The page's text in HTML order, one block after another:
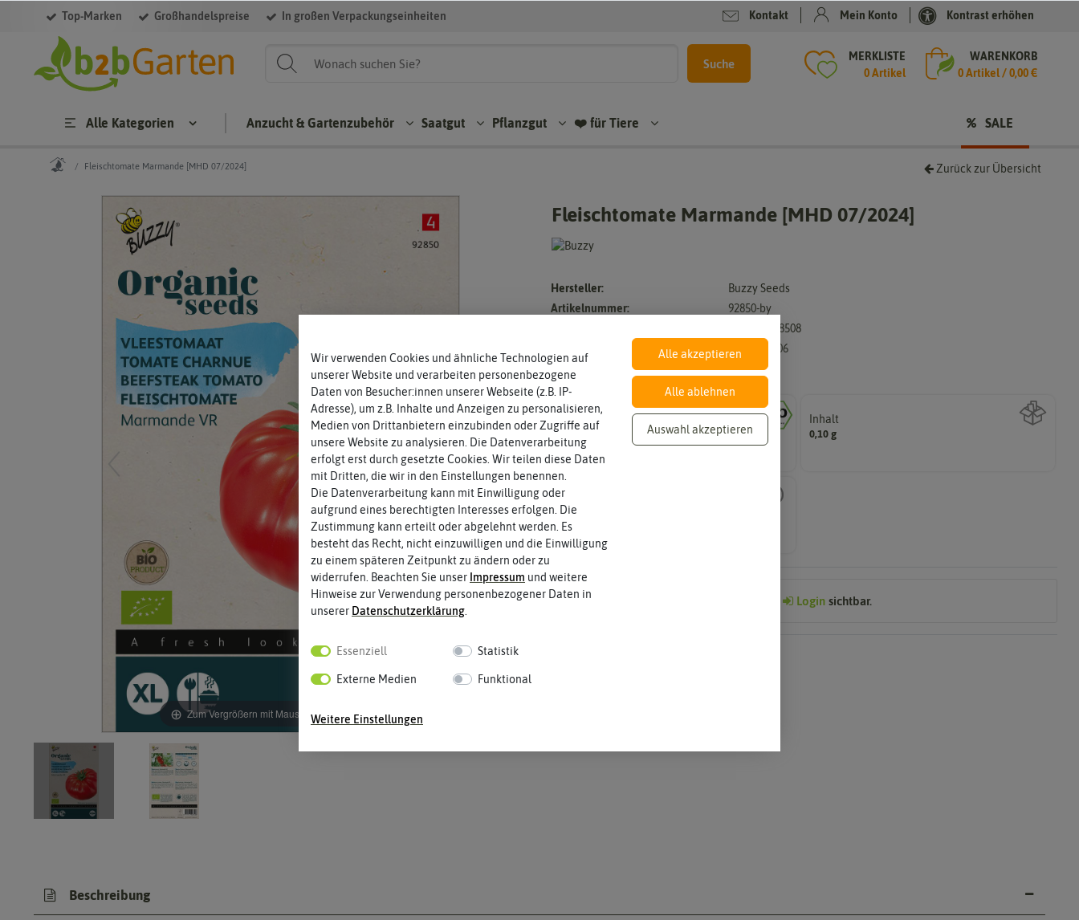
Top-Marken Großhandelspreise In großen Verpackungseinheiten Kontakt Mein Konto Kontrast erhöhen
Suche
MERKLISTE
0 Artikel
WARENKORB
0Artikel /0,00 €
Alle Kategorien Anzucht & Gartenzubehör Saatgut Pflanzgut ❤️ für Tiere SALE
Fleischtomate Marmande [MHD 07/2024] Zurück zur Übersicht
Zum Vergrößern mit Maus über das Bild fahren
Fleischtomate Marmande [MHD 07/2024]
Hersteller:
Buzzy Seeds
Artikelnummer:
92850-by
8711117928508
DE-ÖKO-006
BIO
nach EG Öko-Verordnung
Saatgut aus Betrieben, die nach den Richtlinien der
biologischen Landwirtschaft arbeiten.
Inhalt
0,10 g
Haltbarkeit
min. 07/2024
Zeitpunkt, bis zu dem das Saat- und Pflanzgut sehr
gut keimen sollte.
Loginsichtbar.
Beschreibung
Wir verwenden Cookies und ähnliche Technologien auf
unserer Website und verarbeiten personenbezogene
Daten von Besucher:innen unserer Webseite (z.B. IP-
Adresse), um z.B. Inhalte und Anzeigen zu personalisieren,
Medien von Drittanbietern einzubinden oder Zugriffe auf
unsere Website zu analysieren. Die Datenverarbeitung
erfolgt erst durch gesetzte Cookies. Wir teilen diese Daten
mit Dritten, die wir in den Einstellungen benennen.
Die Datenverarbeitung kann mit Einwilligung oder
aufgrund eines berechtigten Interesses erfolgen. Die
Zustimmung kann erteilt oder abgelehnt werden. Es
besteht das Recht, nicht einzuwilligen und die Einwilligung
zu einem späteren Zeitpunkt zu ändern oder zu
widerrufen. Beachten Sie unser Impressum und weitere
Hinweise zur Verwendung personenbezogener Daten in
unserer Daten­schutz­erklärung
Essenziell Statistik
Externe Medien Funktional
Weitere Einstellungen
Alle akzeptieren
Alle ablehnen
Auswahl akzeptieren